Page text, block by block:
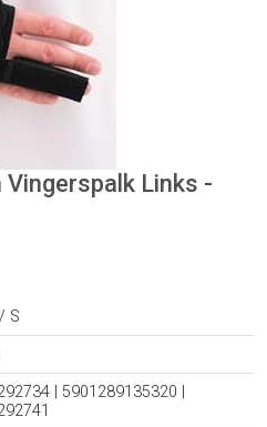
Links -
S
| 5901289135320 |